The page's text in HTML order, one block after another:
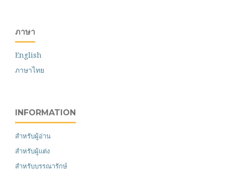
ภาษา
English
ภาษาไทย
INFORMATION
สำหรับผู้อ่าน
สำหรับผู้แต่ง
สำหรับบรรณารักษ์